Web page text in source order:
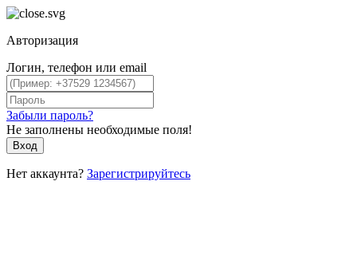
Авторизация
Логин, телефон или email
Забыли пароль?
Не заполнены необходимые поля!
Вход
Нет аккаунта? Зарегистрируйтесь